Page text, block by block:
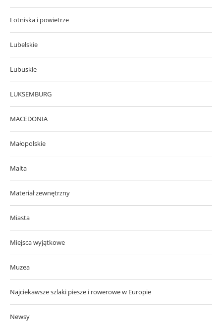
Lotniska i powietrze
Lubelskie
Lubuskie
LUKSEMBURG
MACEDONIA
Małopolskie
Malta
Materiał zewnętrzny
Miasta
Miejsca wyjątkowe
Muzea
Najciekawsze szlaki piesze i rowerowe w Europie
Newsy